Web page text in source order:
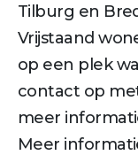
Tilburg en
Vrijstaand
op een plek
contact op
meer
Meer